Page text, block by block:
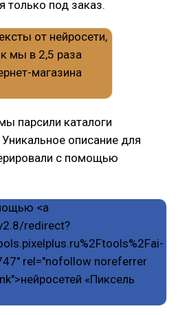
только под заказ.
парсили каталоги
описание для
с помощью